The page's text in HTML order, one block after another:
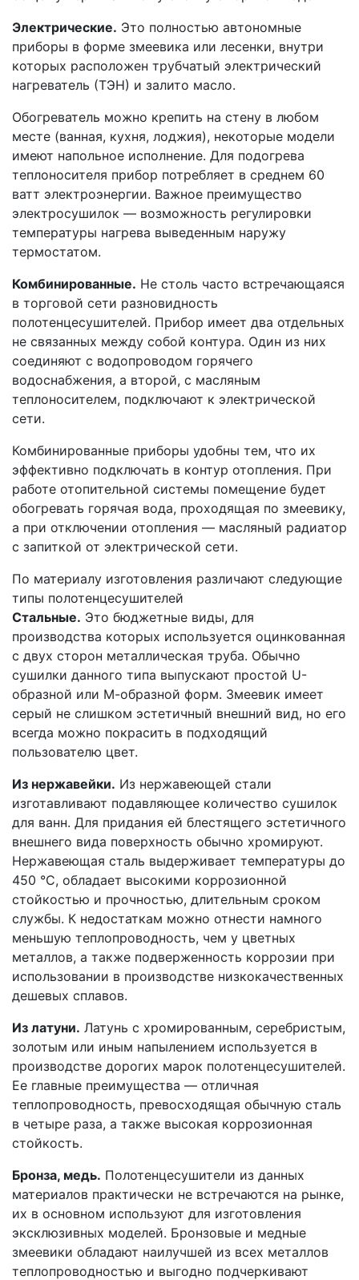
Электрические. Это полностью автономные
приборы в форме змеевика или лесенки, внутри
которых расположен трубчатый электрический
нагреватель (ТЭН) и залито масло.
Обогреватель можно крепить на стену в любом
месте (ванная, кухня, лоджия), некоторые модели
имеют напольное исполнение. Для подогрева
теплоносителя прибор потребляет в среднем 60
ватт электроэнергии. Важное преимущество
электросушилок — возможность регулировки
температуры нагрева выведенным наружу
термостатом.
Комбинированные. Не столь часто встречающаяся
в торговой сети разновидность
полотенцесушителей. Прибор имеет два отдельных
не связанных между собой контура. Один из них
соединяют с водопроводом горячего
водоснабжения, а второй, с масляным
теплоносителем, подключают к электрической
сети.
Комбинированные приборы удобны тем, что их
эффективно подключать в контур отопления. При
работе отопительной системы помещение будет
обогревать горячая вода, проходящая по змеевику,
а при отключении отопления — масляный радиатор
с запиткой от электрической сети.
По материалу изготовления различают следующие
типы полотенцесушителей
Стальные. Это бюджетные виды, для
производства которых используется оцинкованная
с двух сторон металлическая труба. Обычно
сушилки данного типа выпускают простой U-
образной или М-образной форм. Змеевик имеет
серый не слишком эстетичный внешний вид, но его
всегда можно покрасить в подходящий
пользователю цвет.
Из нержавейки. Из нержавеющей стали
изготавливают подавляющее количество сушилок
для ванн. Для придания ей блестящего эстетичного
внешнего вида поверхность обычно хромируют.
Нержавеющая сталь выдерживает температуры до
450 °С, обладает высокими коррозионной
стойкостью и прочностью, длительным сроком
службы. К недостаткам можно отнести намного
меньшую теплопроводность, чем у цветных
металлов, а также подверженность коррозии при
использовании в производстве низкокачественных
дешевых сплавов.
Из латуни. Латунь с хромированным, серебристым,
золотым или иным напылением используется в
производстве дорогих марок полотенцесушителей.
Ее главные преимущества — отличная
теплопроводность, превосходящая обычную сталь
в четыре раза, а также высокая коррозионная
стойкость.
Бронза, медь. Полотенцесушители из данных
материалов практически не встречаются на рынке,
их в основном используют для изготовления
эксклюзивных моделей. Бронзовые и медные
змеевики обладают наилучшей из всех металлов
теплопроводностью и выгодно подчеркивают